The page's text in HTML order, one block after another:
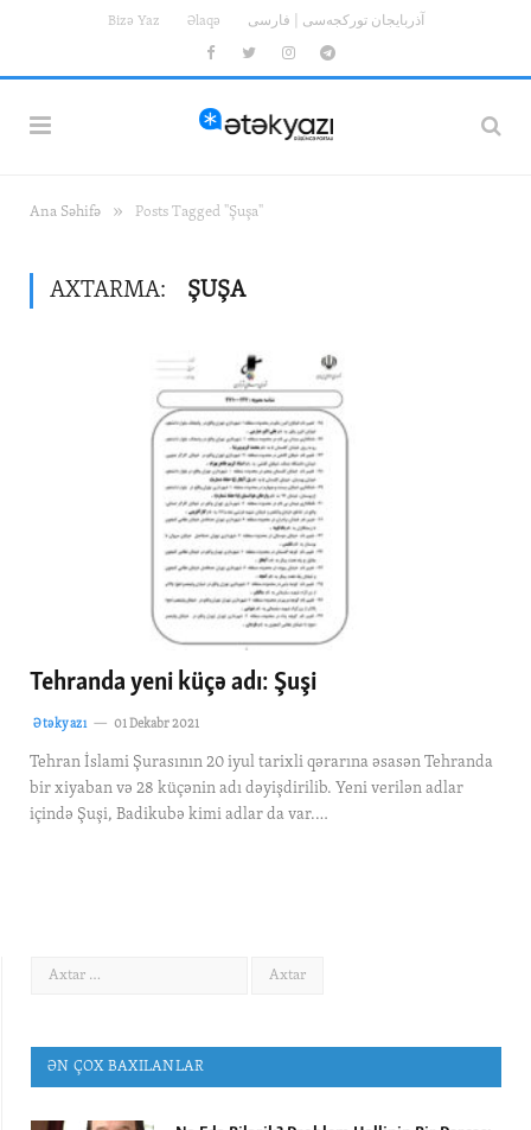
Bizə Yaz Əlaqə آذربایجان تورکجه‌سی | فارسی
FacebookTwitterInstagramTelegram
Ana Səhifə » Posts Tagged "Şuşa"
AXTARMA: ŞUŞA
Tehranda yeni küçə adı: Şuşi
Ətəkyazı 01 Dekabr 2021
Tehran İslami Şurasının 20 iyul tarixli qərarına əsasən Tehranda
bir xiyaban və 28 küçənin adı dəyişdirilib. Yeni verilən adlar
içində Şuşi, Badikubə kimi adlar da var.…
ƏN ÇOX BAXILANLAR